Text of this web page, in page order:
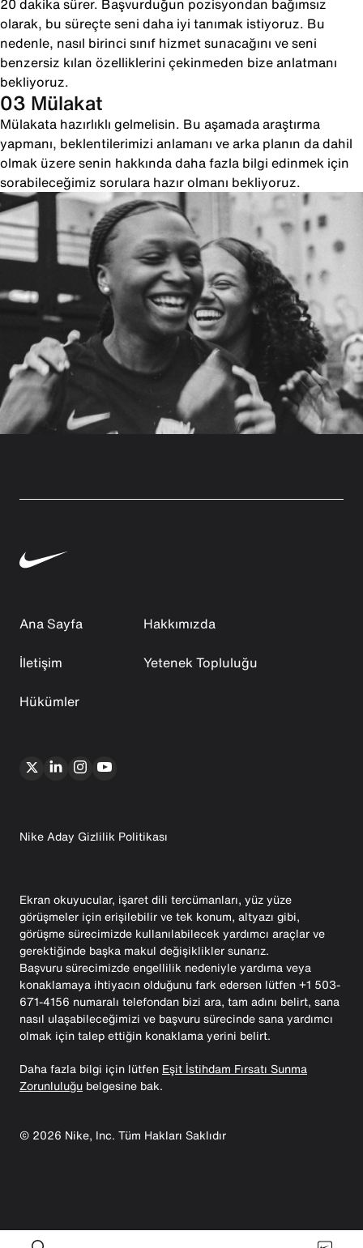
20 dakika sürer. Başvurduğun pozisyondan bağımsız
olarak, bu süreçte seni daha iyi tanımak istiyoruz. Bu
nedenle, nasıl birinci sınıf hizmet sunacağını ve seni
benzersiz kılan özelliklerini çekinmeden bize anlatmanı
bekliyoruz.
03 Mülakat
Mülakata hazırlıklı gelmelisin. Bu aşamada araştırma
yapmanı, beklentilerimizi anlamanı ve arka planın da dahil
olmak üzere senin hakkında daha fazla bilgi edinmek için
sorabileceğimiz sorulara hazır olmanı bekliyoruz.
Ana Sayfa
Hakkımızda
İletişim
Yetenek Topluluğu
Hükümler
Nike Aday Gizlilik Politikası
Ekran okuyucular, işaret dili tercümanları, yüz yüze
görüşmeler için erişilebilir ve tek konum, altyazı gibi,
görüşme sürecimizde kullanılabilecek yardımcı araçlar ve
gerektiğinde başka makul değişiklikler sunarız.
Başvuru sürecimizde engellilik nedeniyle yardıma veya
konaklamaya ihtiyacın olduğunu fark edersen lütfen +1 503-
671-4156 numaralı telefondan bizi ara, tam adını belirt, sana
nasıl ulaşabileceğimizi ve başvuru sürecinde sana yardımcı
olmak için talep ettiğin konaklama yerini belirt.
Daha fazla bilgi için lütfen Eşit İstihdam Fırsatı Sunma
Zorunluluğu belgesine bak.
© 2026 Nike, Inc. Tüm Hakları Saklıdır